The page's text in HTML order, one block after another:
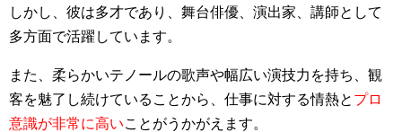
しかし、彼は多才であり、舞台俳優、演出家、講師として
多方面で活躍しています。
また、柔らかいテノールの歌声や幅広い演技力を持ち、観
客を魅了し続けていることから、仕事に対する情熱と プロ
意識が非常に高いことがうかがえます。